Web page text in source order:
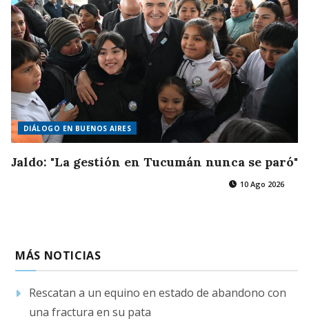
DIÁLOGO EN BUENOS AIRES
Jaldo: "La gestión en Tucumán nunca se paró"
10 Ago 2026
MÁS NOTICIAS
Rescatan a un equino en estado de abandono con
una fractura en su pata